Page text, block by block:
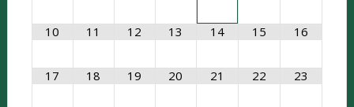
10 11 12 13 14 15 16
17 18 19 20 21 22 23